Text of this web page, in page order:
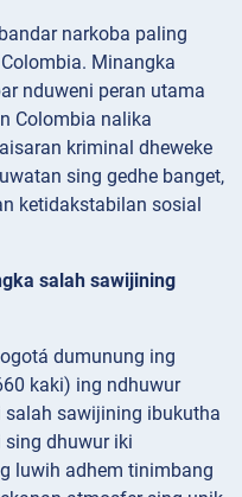
narkoba paling
Minangka
nduweni peran utama
Colombia nalika
kriminal dheweke
sing gedhe banget,
ketidakstabilan sosial
salah sawijining
dumunung ing
kaki) ing ndhuwur
salah sawijining ibukutha
dhuwur iki
luwih adhem tinimbang